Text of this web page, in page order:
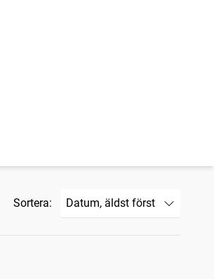
Sortera: